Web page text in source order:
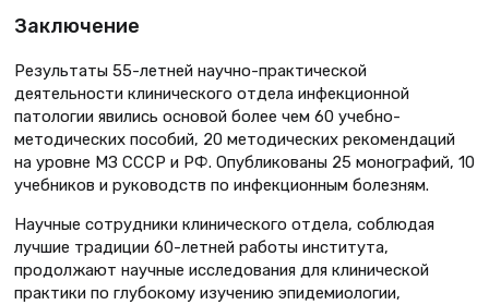
Заключение
Результаты 55-летней научно-практической
деятельности клинического отдела инфекционной
патологии явились основой более чем 60 учебно-
методических пособий, 20 методических рекомендаций
на уровне МЗ СССР и РФ. Опубликованы 25 монографий, 10
учебников и руководств по инфекционным болезням.
Научные сотрудники клинического отдела, соблюдая
лучшие традиции 60-летней работы института,
продолжают научные исследования для клинической
практики по глубокому изучению эпидемиологии,